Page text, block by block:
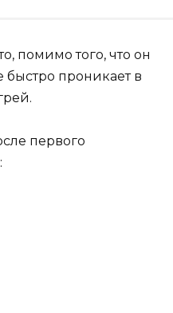
помимо того, что он
проникает в
первого